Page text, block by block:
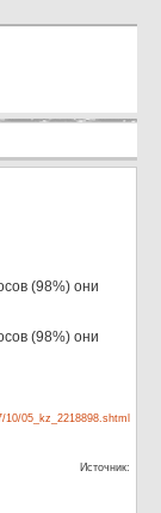
(98%) они
(98%) они
05_kz_2218898.shtml
Источник: